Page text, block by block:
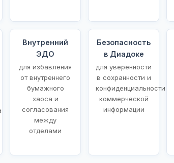
Внутренний
ЭДО
для избавления
от внутреннего
бумажного
хаоса и
согласования
между
отделами
Безопасность
в Диадоке
для уверенности
в сохранности и
конфиденциальности
коммерческой
информации